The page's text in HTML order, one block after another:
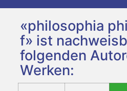
«philosophia
f» ist
folgenden
Werken: